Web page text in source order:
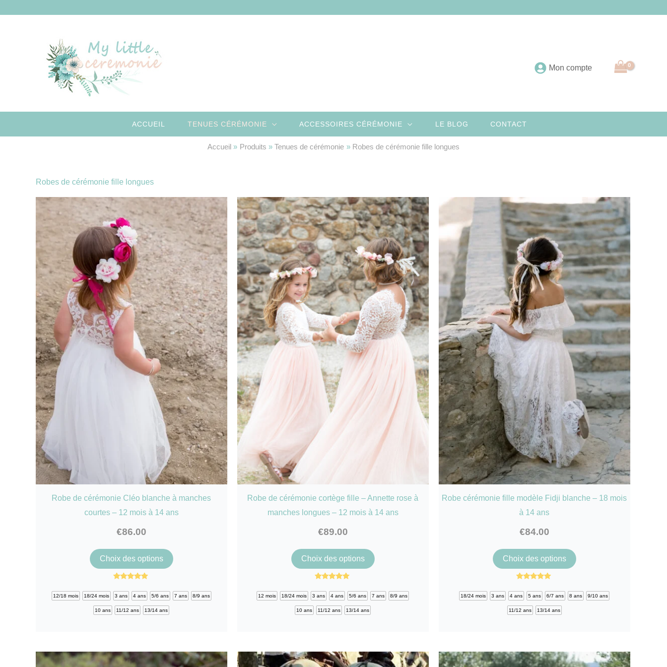
Mon compte
ACCUEIL TENUES CÉRÉMONIE ACCESSOIRES CÉRÉMONIE LE BLOG CONTACT
Accueil Produits Tenues de cérémonie Robes de cérémonie fille longues
Robes de cérémonie fille longues
Robe de cérémonie Cléo blanche à manches
courtes – 12 mois à 14 ans
€86.00
Choix des options
plusieurs
peuvent
5.00
sur 5
12/18 mois 18/24 mois 3 ans 4 ans 5/6 ans 7 ans 8/9 ans
10 ans 11/12 ans 13/14 ans
Robe de cérémonie cortège fille – Annette rose à
manches longues – 12 mois à 14 ans
€89.00
Choix des options
plusieurs
peuvent
5.00
sur 5
12 mois 18/24 mois 3 ans 4 ans 5/6 ans 7 ans 8/9 ans
10 ans 11/12 ans 13/14 ans
Robe cérémonie fille modèle Fidji blanche – 18 mois
à 14 ans
€84.00
Choix des options
plusieurs
peuvent
4.85
sur 5
18/24 mois 3 ans 4 ans 5 ans 6/7 ans 8 ans 9/10 ans
11/12 ans 13/14 ans